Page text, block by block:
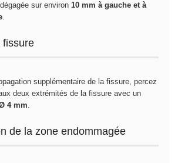
sur environ 10 mm à gauche et à
.
fissure
supplémentaire de la fissure, percez
deux extrémités de la fissure avec un
4 mm.
de la zone endommagée